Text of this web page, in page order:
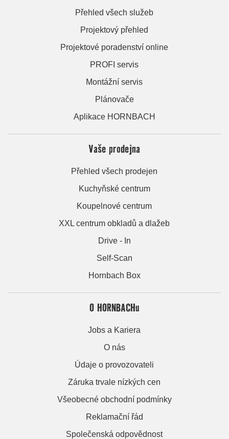
Přehled všech služeb
Projektový přehled
Projektové poradenství online
PROFI servis
Montážní servis
Plánovače
Aplikace HORNBACH
Vaše prodejna
Přehled všech prodejen
Kuchyňské centrum
Koupelnové centrum
XXL centrum obkladů a dlažeb
Drive - In
Self-Scan
Hornbach Box
O HORNBACHu
Jobs a Kariera
O nás
Údaje o provozovateli
Záruka trvale nízkých cen
Všeobecné obchodní podmínky
Reklamační řád
Společenská odpovědnost